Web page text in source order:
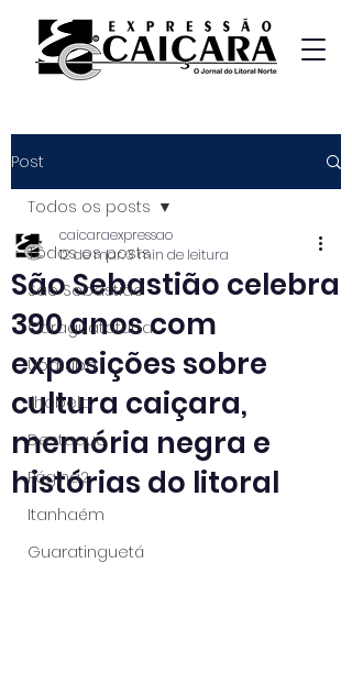
Post
Todos os posts
São Sebastião
Caraguatatuba
Ubatuba
Ilhabela
Destaque
Página2
Itanhaém
Guaratinguetá
Todos os posts
São Sebastião celebra
390 anos com
exposições sobre
cultura caiçara,
memória negra e
histórias do litoral
caicaraexpressao
12 de mar.3 min de leitura